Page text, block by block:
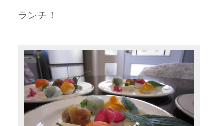
ランチ！